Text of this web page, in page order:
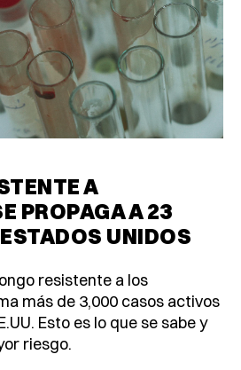
A
PROPAGA A 23
UNIDOS
resistente a los
más de 3,000 casos activos
Esto es lo que se sabe y
riesgo.